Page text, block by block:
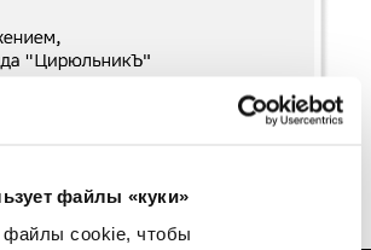
файлы «куки»
cookie, чтобы
компании на картах